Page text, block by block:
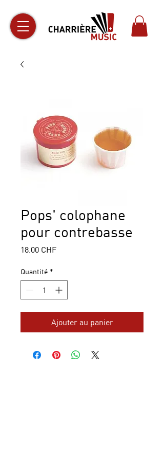
Pops' colophane
pour contrebasse
18.00 CHFPrix
Quantité *
Ajouter au panier